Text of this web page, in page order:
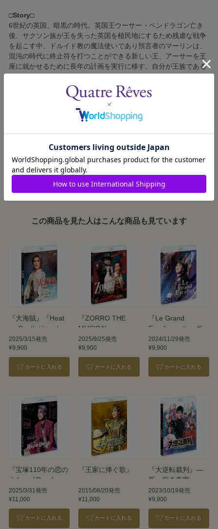
□Story□
6世紀の英国、暗黒の時代。英国王ウーサー・ペンドラゴン亡き
後、サクソン族が王を失った英国を植民地にするため残虐な戦争
を起こす中、ドルイド教の魔法使いであり預言者のマーリンは、
混沌の時代に終止符を打つことができる新しい王、アーサーを王
座に就かせるために長年の計画を実行に移す。自分が王族である
運命を知らされ、石に刺さっていた聖剣エクスカリバーを引き抜
いて、英国の新しい王として崇められる。最も信頼できる親友で
あり、優れた実力を持っている騎士ランスロットらとともに、キ
ャメロン城を築き、サクソン族との偉大な戦いに挑むアーサー
この商品を見た人はこんな商品も見ています
『大海賊』『Heat
on Beat!（ヒートオ
ンビート）－
Evolution－』
2025/3/15発売
¥9,900
カートに入れる
『ZORRO THE
MUSICAL』
2025/9/25発売
¥9,900
カートに入れる
『Le Grand
Escalier －ル・グラ
ン・エスカリエ
－』
2024/11/29発売
¥9,900
カートに入れる
『宝塚110年の恋の
うた』『Razzle
Dazzle（ラズル ダ
ズル）』
2025/3/31発売
¥11,000
カートに入れる
『王家に捧ぐ歌』
2015/08/20発売
¥11,000
カートに入れる
『大逆転裁判』―
新・蘇る真実―
2023/10/19発売
¥9,900
カートに入れる